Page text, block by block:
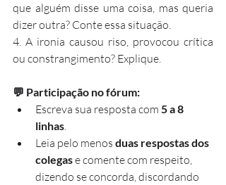
que alguém disse uma coisa, mas queria
dizer outra? Conte essa situação.
4. A ironia causou riso, provocou crítica
ou constrangimento? Explique.
💬 Participação no fórum:
Escreva sua resposta com 5 a 8
linhas.
Leia pelo menos duas respostas dos
colegas e comente com respeito,
dizendo se concorda, discordando